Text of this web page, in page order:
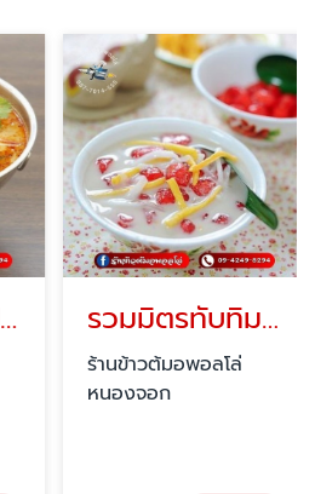
ดึก รวมมิตรทับทิมกรอบใกล้ฉัน
ร้านข้าวต้มอพอลโล่
หนองจอก